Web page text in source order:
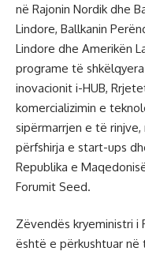
në Rajonin Nordik dhe
Lindore, Ballkanin
Lindore dhe Amerikën
programe të
inovacionit i-HUB,
komercializimin e
sipërmarrjen e të
përfshirja e start-ups
Republika e
Forumit Seed.
Zëvendës kryeministri i
është e përkushtuar në